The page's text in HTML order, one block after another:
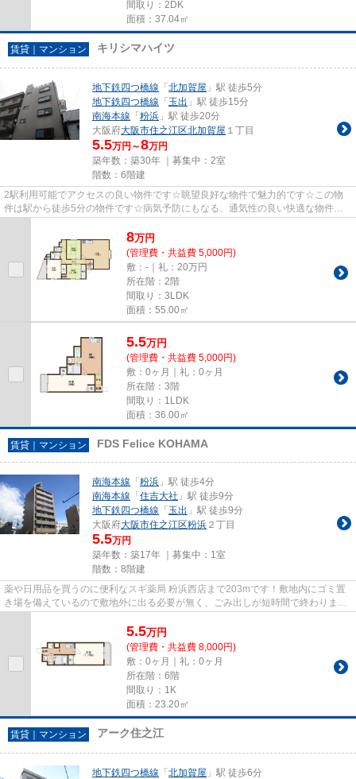
間取り：2DK
面積：37.04㎡
賃貸｜マンション キリシマハイツ
地下鉄四つ橋線 「 北加賀屋 」駅 徒歩5分
地下鉄四つ橋線 「 玉出 」駅 徒歩15分
南海本線 「 粉浜 」駅 徒歩20分
大阪府大阪市住之江区北加賀屋 １丁目
5.5万円～8万円
築年数：築30年 ｜募集中： 2室
階数：6階建
2駅利用可能でアクセスの良い物件です☆眺望良好な物件で魅力的です☆この物
件は駅から徒歩5分の物件です☆病気予防にもなる、通気性の良い快適な物件で
8万円
(管理費・共益費 5,000円)
敷：-｜礼：20万円
所在階：2階
間取り：3LDK
面積：55.00㎡
5.5万円
(管理費・共益費 5,000円)
敷：0ヶ月｜礼：0ヶ月
所在階：3階
間取り：1LDK
面積：36.00㎡
賃貸｜マンション FDS Felice KOHAMA
南海本線 「 粉浜 」駅 徒歩4分
南海本線 「 住吉大社 」駅 徒歩9分
地下鉄四つ橋線 「 玉出 」駅 徒歩9分
大阪府大阪市住之江区粉浜 ２丁目
5.5万円
築年数：築17年 ｜募集中： 1室
階数：8階建
薬や日用品を買うのに便利なスギ薬局 粉浜西店まで203mです！敷地内にゴミ置
き場を備えているので敷地外に出る必要が無く、ごみ出しが短時間で終わりま
5.5万円
(管理費・共益費 8,000円)
敷：0ヶ月｜礼：0ヶ月
所在階：6階
間取り：1K
面積：23.20㎡
賃貸｜マンション アーク住之江
地下鉄四つ橋線 「 北加賀屋 」駅 徒歩6分